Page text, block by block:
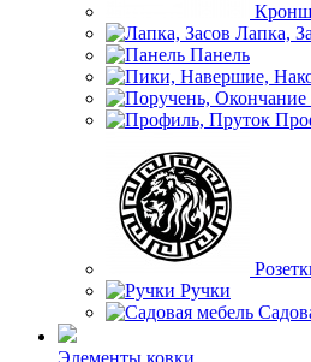
Лапка,
Панель
Ручки
Элементы ковки